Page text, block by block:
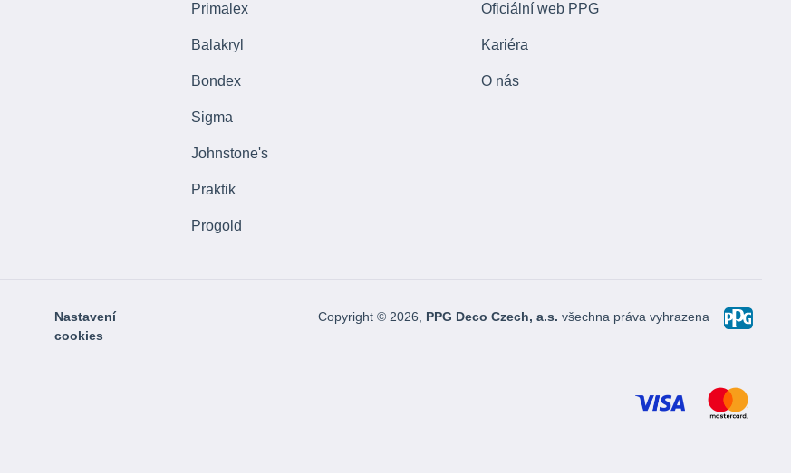
Primalex
Balakryl
Bondex
Sigma
Johnstone's
Praktik
Progold
Oficiální web PPG
Kariéra
O nás
Nastavení
cookies
Copyright © 2026, PPG Deco Czech, a.s. všechna práva vyhrazena